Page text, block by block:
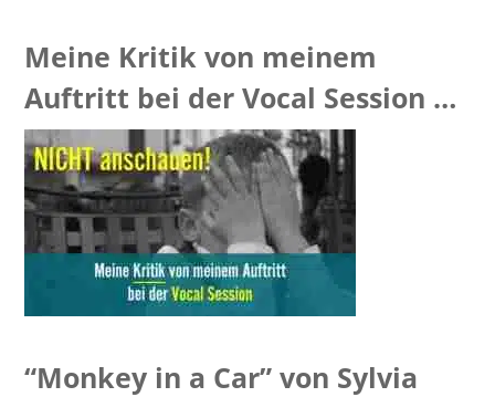
Meine Kritik von meinem
Auftritt bei der Vocal Session –
[VIDEO]
“Monkey in a Car” von Sylvia